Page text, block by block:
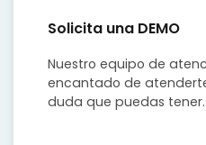
Solicita una DEMO
Nuestro equipo de
encantado de
duda que puedas tener.